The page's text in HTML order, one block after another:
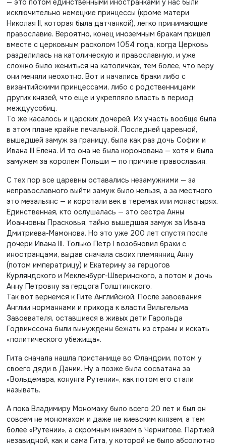
— это потом единственными иностранками у нас были
исключительно немецкие принцессы (кроме матери
Николая II, которая была датчанкой), легко принимающие
православие. Вероятно, конец иноземным бракам пришел
вместе с церковным расколом 1054 года, когда Церковь
разделилась на католическую и православную, и уже
сложно было жениться на католичках, тем более, что веру
они меняли неохотно. Вот и начались браки либо с
византийскими принцессами, либо с родственницами
других князей, что еще и укрепляло власть в период
междуусобиц.
То же касалось и царских дочерей. Их участь вообще была
в этом плане крайне печальной. Последней царевной,
вышедшей замуж за границу, была как раз дочь Софии и
Ивана III Елена. И то она не была коронована — хотя и была
замужем за королем Польши — по причине православия.
С тех пор все царевны оставались незамужними — за
неправославного выйти замуж было нельзя, а за местного
это мезальянс — и коротали век в теремах или монастырях.
Единственная, кто ослушалась — это сестра Анны
Иоанновны Прасковья, тайно вышедшая замуж за Ивана
Дмитриева-Мамонова. Но это уже 200 лет спустя после
дочери Ивана III. Только Петр I возобновил браки с
иностранцами, выдав сначала своих племянниц Анну
(потом императрицу) и Екатерину за герцогов
Курляндского и Мекленбург-Шверинского, а потом и дочь
Анну Петровну за герцога Голштинского.
Так вот вернемся к Гите Английской. После завоевания
Англии норманнами и прихода к власти Вильгельма
Завоевателя, оставшиеся в живых дети Гарольда
Годвинссона были вынуждены бежать из страны и искать
«политического убежища».
Гита сначала нашла пристанище во Фландрии, потом у
своего дяди в Дании. Ну а позже была сосватана за
«Вольдемара, конунга Рутении», как потом его стали
называть.
А пока Владимиру Мономаху было всего 20 лет и был он
совсем не мономахом и даже не киевским князем, а тем
более «Рутении», а скромным князем в Чернигове. Партией
незавидной, как и сама Гита, у которой не было абсолютно